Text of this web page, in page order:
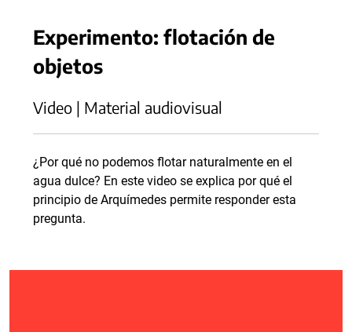
Experimento: flotación de
objetos
Video | Material audiovisual
¿Por qué no podemos flotar naturalmente en el
agua dulce? En este video se explica por qué el
principio de Arquímedes permite responder esta
pregunta.